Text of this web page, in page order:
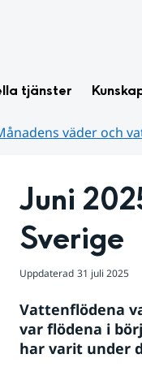
tjänster
väder och
Juni
Sverige
Uppdaterad 31 juli 2025
Vattenflödena
var flödena i
har varit under